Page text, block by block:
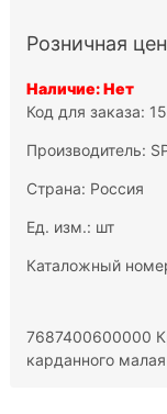
Розничная
Наличие: Нет
Код для заказа:
Производитель:
Страна: Россия
Ед. изм.: шт
Каталожный
7687400600000
карданного